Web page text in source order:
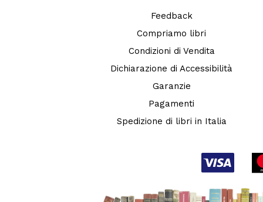
Feedback
Compriamo libri
Condizioni di Vendita
Dichiarazione di Accessibilità
Garanzie
Pagamenti
Spedizione di libri in Italia